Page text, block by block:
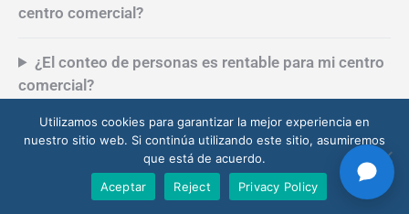
centro comercial?
¿El conteo de personas es rentable para mi centro
comercial?
¿Por donde empiezo a medir la afluencia en mi
centro comercial?
Utilizamos cookies para garantizar la mejor experiencia en
nuestro sitio web. Si continúa utilizando este sitio, asumiremos
que está de acuerdo.
Aceptar
Reject Privacy Policy